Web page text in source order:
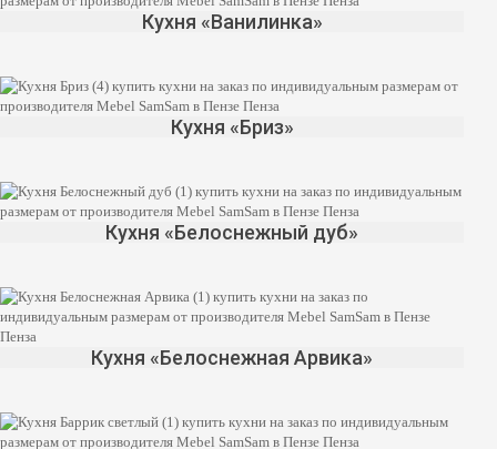
Кухня «Ванилинка»
Кухня «Бриз»
Кухня «Белоснежный дуб»
Кухня «Белоснежная Арвика»